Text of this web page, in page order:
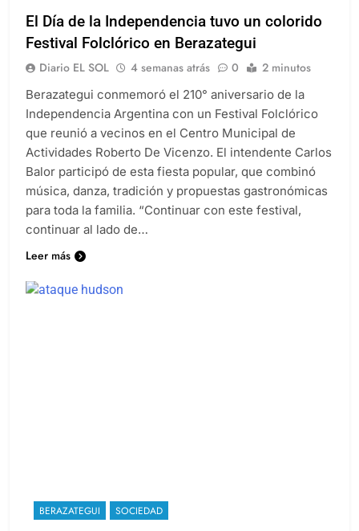
El Día de la Independencia tuvo un colorido
Festival Folclórico en Berazategui
Diario EL SOL 4 semanas atrás 0 2 minutos
Berazategui conmemoró el 210° aniversario de la
Independencia Argentina con un Festival Folclórico
que reunió a vecinos en el Centro Municipal de
Actividades Roberto De Vicenzo. El intendente Carlos
Balor participó de esta fiesta popular, que combinó
música, danza, tradición y propuestas gastronómicas
para toda la familia. “Continuar con este festival,
continuar al lado de…
Leer más
BERAZATEGUI SOCIEDAD